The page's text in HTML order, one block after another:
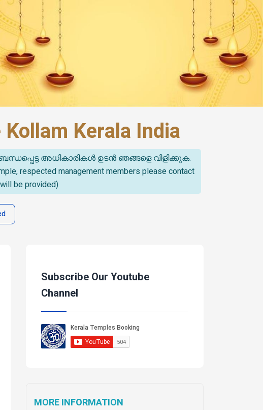
Kerala India
അധികാരികൾ ഉടൻ ഞങ്ങളെ വിളിക്കുക.
respected management members please contact
be provided)
Subscribe Our Youtube
Channel
MORE INFORMATION